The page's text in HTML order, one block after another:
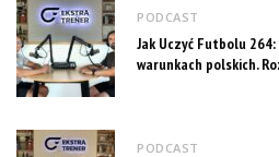
PODCAST
Jak Uczyć Futbolu
warunkach polskich.
PODCAST